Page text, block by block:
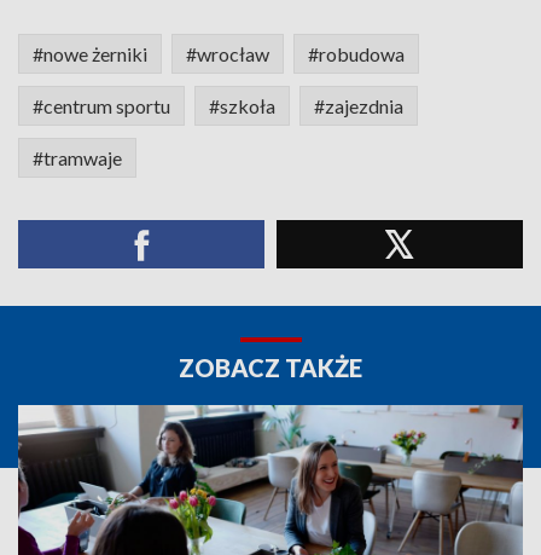
#nowe żerniki #wrocław #robudowa
#centrum sportu #szkoła #zajezdnia
#tramwaje
ZOBACZ TAKŻE